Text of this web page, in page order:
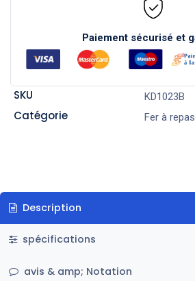
Paiement sécurisé et
SKU KD1023B
Catégorie Fer à
Description
spécifications
avis & amp; Notation